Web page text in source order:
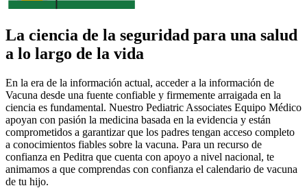
La ciencia de la seguridad para una salud
a lo largo de la vida
En la era de la información actual, acceder a la información de
Vacuna desde una fuente confiable y firmemente arraigada en la
ciencia es fundamental. Nuestro Pediatric Associates Equipo Médico
apoyan con pasión la medicina basada en la evidencia y están
comprometidos a garantizar que los padres tengan acceso completo
a conocimientos fiables sobre la vacuna. Para un recurso de
confianza en Peditra que cuenta con apoyo a nivel nacional, te
animamos a que comprendas con confianza el calendario de vacuna
de tu hijo.